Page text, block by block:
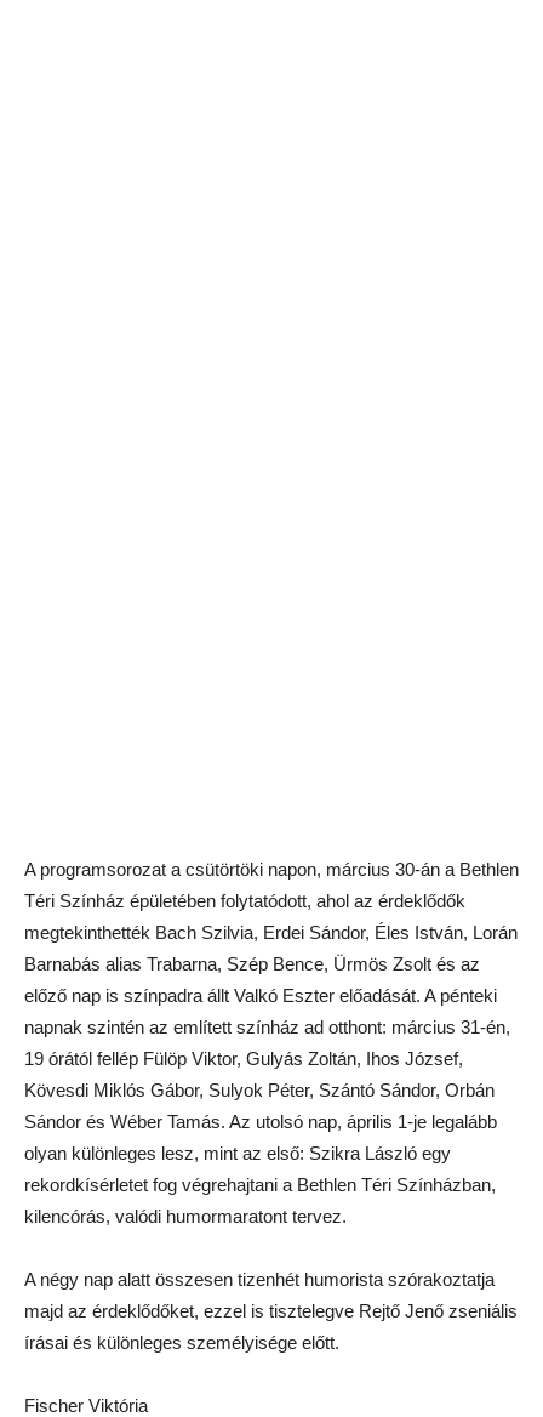
A programsorozat a csütörtöki napon, március 30-án a Bethlen
Téri Színház épületében folytatódott, ahol az érdeklődők
megtekinthették Bach Szilvia, Erdei Sándor, Éles István, Lorán
Barnabás alias Trabarna, Szép Bence, Ürmös Zsolt és az
előző nap is színpadra állt Valkó Eszter előadását. A pénteki
napnak szintén az említett színház ad otthont: március 31-én,
19 órától fellép Fülöp Viktor, Gulyás Zoltán, Ihos József,
Kövesdi Miklós Gábor, Sulyok Péter, Szántó Sándor, Orbán
Sándor és Wéber Tamás. Az utolsó nap, április 1-je legalább
olyan különleges lesz, mint az első: Szikra László egy
rekordkísérletet fog végrehajtani a Bethlen Téri Színházban,
kilencórás, valódi humormaratont tervez.
A négy nap alatt összesen tizenhét humorista szórakoztatja
majd az érdeklődőket, ezzel is tisztelegve Rejtő Jenő zseniális
írásai és különleges személyisége előtt.
Fischer Viktória